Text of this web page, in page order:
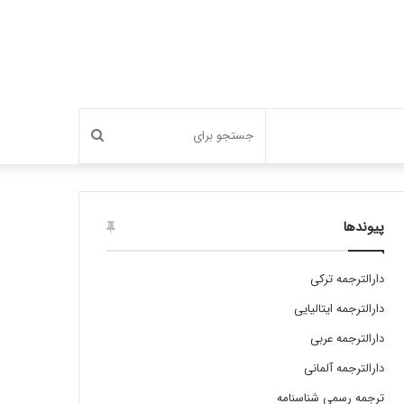
جستجو
برای
پیوندها
دارالترجمه ترکی
دارالترجمه ایتالیایی
دارالترجمه عربی
دارالترجمه آلمانی
ترجمه رسمی شناسنامه